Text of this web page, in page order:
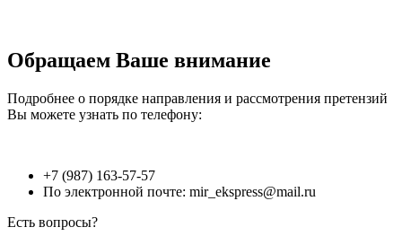
Обращаем Ваше внимание
Подробнее о порядке направления и рассмотрения претензий
Вы можете узнать по телефону:
+7 (987) 163-57-57
По электронной почте: mir_ekspress@mail.ru
Есть вопросы?